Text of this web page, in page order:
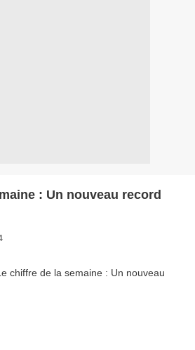
: Un nouveau record